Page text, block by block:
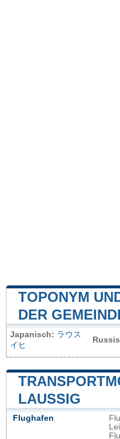
TOPONYM
DER
Japanisch: ラウス
イヒ
LAUSSIG
Flughafen